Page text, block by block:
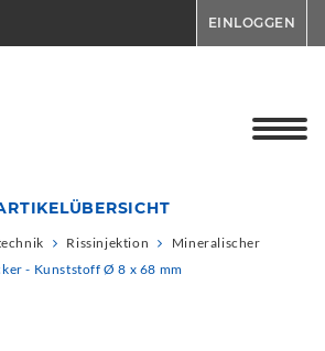
EINLOGGEN
Rissinjektion
Mineralischer
- Kunststoff Ø 8 x 68 mm